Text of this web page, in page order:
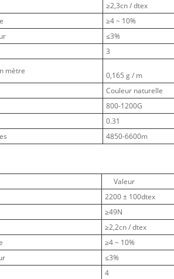
≥2,3cn / dtex
≥4 ~ 10%
≤3%
3
mètre
0,165 g / m
Couleur naturelle
800-1200G
0.31
4850-6600m
Valeur
2200 ± 100dtex
≥49N
≥2,2cn / dtex
≥4 ~ 10%
≤3%
4